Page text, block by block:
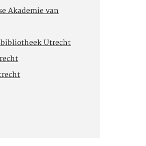
Akademie van
Utrecht